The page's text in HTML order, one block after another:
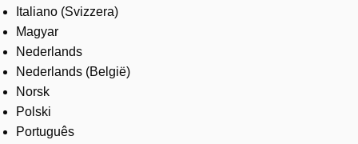
Italiano (Svizzera)
Magyar
Nederlands
Nederlands (België)
Norsk
Polski
Português